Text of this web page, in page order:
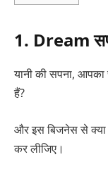
1. Dream
यानी की सपना,
हैं?
और इस बिजनेस से क्या
कर लीजिए।